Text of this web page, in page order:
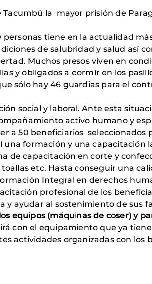
Tacumbú la mayor prisión de
tiene en la actualidad
de salubridad y salud así
Muchos presos viven en
y obligados a dormir en los
sólo hay 46 guardias para el
social y laboral. Ante esta
activo humano y
a 50 beneficiarios
una formación y una capacitación
de capacitación en corte y
etc. Hasta conseguir una
Integral en derechos
profesional de los
y ayudar al sostenimiento de sus
equipos (máquinas de coser) y
con el equipamiento que ya
actividades organizadas con los